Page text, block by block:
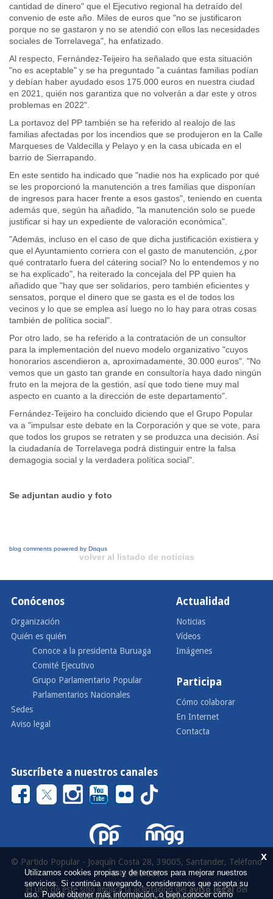
cantidad de dinero" que el Ejecutivo regional ha detraído del
convenio de este año. Miles de euros que "no se justificaron
porque no se gastaron y no se atendió con ellos las necesidades
sociales de Torrelavega", ha enfatizado.
Al respecto, Fernández-Teijeiro ha señalado que esta situación
"no es aceptable" y se ha preguntado "a cuántas familias podían
y debían haber ayudado esos 175.000 euros en nuestra ciudad
en 2021, quién nos garantiza que no volverán a dar este y otros
problemas en 2022".
La portavoz del PP también se ha referido al realojo de las
familias afectadas por los incendios que se produjeron en la Calle
Marqueses de Valdecilla y Pelayo y en la casa ubicada en el
barrio de Sierrapando.
En este sentido ha indicado que "nadie nos ha explicado por qué
se les proporcionó la manutención a tres familias que disponían
de ingresos para hacer frente a esos gastos", teniendo en cuenta
además que, según ha añadido, "la manutención solo se puede
justificar si hay un expediente de valoración económica".
"Además, incluso en el caso de que dicha justificación existiera y
que el Ayuntamiento corriera con el gasto de manutención, ¿por
qué contratarlo fuera del cátering social? No lo entendemos y no
se ha explicado", ha reiterado la concejala del PP quien ha
añadido que "hay que ser solidarios, pero también eficientes y
sensatos, porque el dinero que se gasta es el de todos los
vecinos y lo que se emplea así luego no lo hay para otras cosas
también de política social".
Por otro lado, se ha referido a la contratación de un consultor
para la implementación del nuevo modelo organizativo "cuyos
honorarios ascendieron a, aproximadamente, 30.000 euros". "No
vemos que un gasto tan grande en consultoría haya dado ningún
fruto en la mejora de la gestión, así que todo tiene muy mal
aspecto en cuanto a la dirección de este departamento".
Fernández-Teijeiro ha concluido diciendo que el Grupo Popular
va a "impulsar este debate en la Corporación y que se vote, para
que todos los grupos se retraten y se produzca una decisión. Así
la ciudadanía de Torrelavega podrá distinguir entre la falsa
demagogia social y la verdadera política social".
Se adjuntan audio y foto
blog comments powered by Disqus
volver al listado de noticias
Conócenos
Organización
Quién es quién
Conoce a la presidenta Buruaga
Comité Ejecutivo
Grupo Parlamentario Popular
Parlamentarios Nacionales
Sedes
Aviso legal
Actualidad
Noticias
Vídeos
Imágenes
Participa
Cómo colaborar
En Internet
Contacta
Suscríbete a nuestros canales
© Partido Popular - Joaquín Costa 28, 39005, Santander, Teléfono
942 290 000
El uso de este sitio implica la aceptación delaviso legaldel
x
Utilizamos cookies propias y de terceros para mejorar nuestros
servicios. Si continúa navegando, consideramos que acepta su
uso. Puede obtener más información, o bien conocer cómo